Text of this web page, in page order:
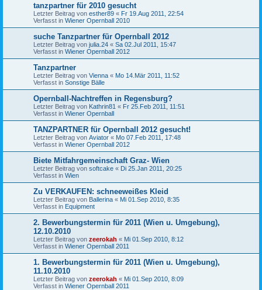
tanzpartner für 2010 gesucht
Letzter Beitrag von esther89 « Fr 19.Aug 2011, 22:54
Verfasst in Wiener Opernball 2010
suche Tanzpartner für Opernball 2012
Letzter Beitrag von julia.24 « Sa 02.Jul 2011, 15:47
Verfasst in Wiener Opernball 2012
Tanzpartner
Letzter Beitrag von Vienna « Mo 14.Mär 2011, 11:52
Verfasst in Sonstige Bälle
Opernball-Nachtreffen in Regensburg?
Letzter Beitrag von Kathrin81 « Fr 25.Feb 2011, 11:51
Verfasst in Wiener Opernball
TANZPARTNER für Opernball 2012 gesucht!
Letzter Beitrag von Aviator « Mo 07.Feb 2011, 17:48
Verfasst in Wiener Opernball 2012
Biete Mitfahrgemeinschaft Graz- Wien
Letzter Beitrag von softcake « Di 25.Jan 2011, 20:25
Verfasst in Wien
Zu VERKAUFEN: schneeweißes Kleid
Letzter Beitrag von Ballerina « Mi 01.Sep 2010, 8:35
Verfasst in Equipment
2. Bewerbungstermin für 2011 (Wien u. Umgebung),
12.10.2010
Letzter Beitrag von zeerokah « Mi 01.Sep 2010, 8:12
Verfasst in Wiener Opernball 2011
1. Bewerbungstermin für 2011 (Wien u. Umgebung),
11.10.2010
Letzter Beitrag von zeerokah « Mi 01.Sep 2010, 8:09
Verfasst in Wiener Opernball 2011